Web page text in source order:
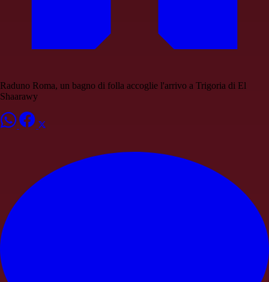
Raduno Roma, un bagno di folla accoglie l'arrivo a Trigoria di El
Shaarawy